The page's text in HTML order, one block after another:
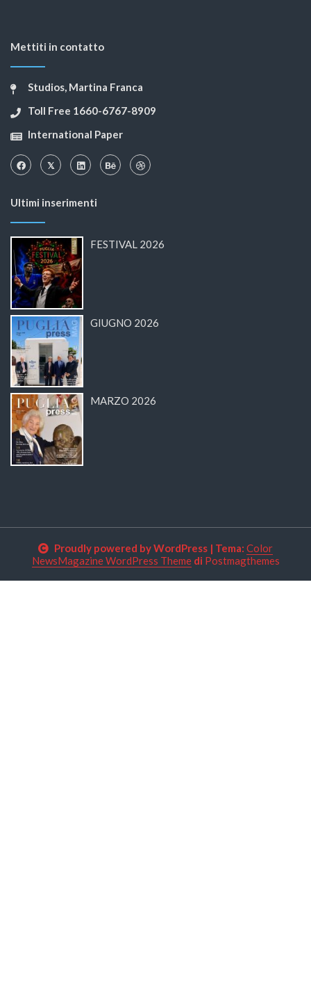
Mettiti in contatto
Studios, Martina Franca
Toll Free 1660-6767-8909
International Paper
Ultimi inserimenti
FESTIVAL 2026
GIUGNO 2026
MARZO 2026
Proudly powered by WordPress | Tema: Color
NewsMagazine WordPress Themedi Postmagthemes